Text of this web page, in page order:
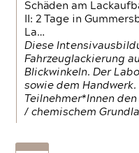
Schäden am
II: 2 Tage in
La…
Diese
Fahrzeuglackierung
Blickwinkeln. Der
sowie dem
Teilnehmer*Innen
/ chemischem